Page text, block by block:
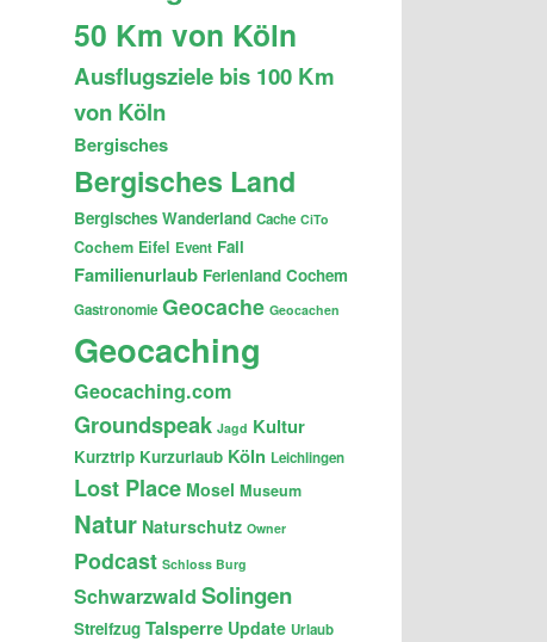
50 Km von Köln
Ausflugsziele bis 100 Km
von Köln
Bergisches
Bergisches Land
Bergisches Wanderland Cache CiTo
Cochem Eifel Event Fail
Familienurlaub Ferienland Cochem
Gastronomie Geocache Geocachen
Geocaching
Geocaching.com
Groundspeak Jagd Kultur
Kurztrip Kurzurlaub Köln Leichlingen
Lost Place Mosel Museum
Natur Naturschutz Owner
Podcast Schloss Burg
Schwarzwald Solingen
Streifzug Talsperre Update Urlaub